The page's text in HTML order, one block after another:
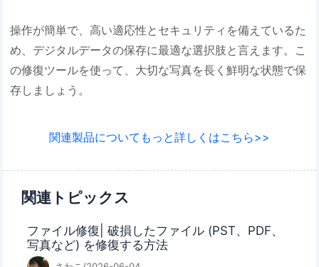
操作が簡単で、高い適応性とセキュリティを備えているた
め、デジタルデータの保存に最適な選択肢と言えます。こ
の修復ツールを使って、大切な写真を長く鮮明な状態で保
存しましょう。
関連製品についてもっと詳しくはこちら>>
関連トピックス
ファイル修復| 破損したファイル (PST、PDF、
写真など) を修復する方法